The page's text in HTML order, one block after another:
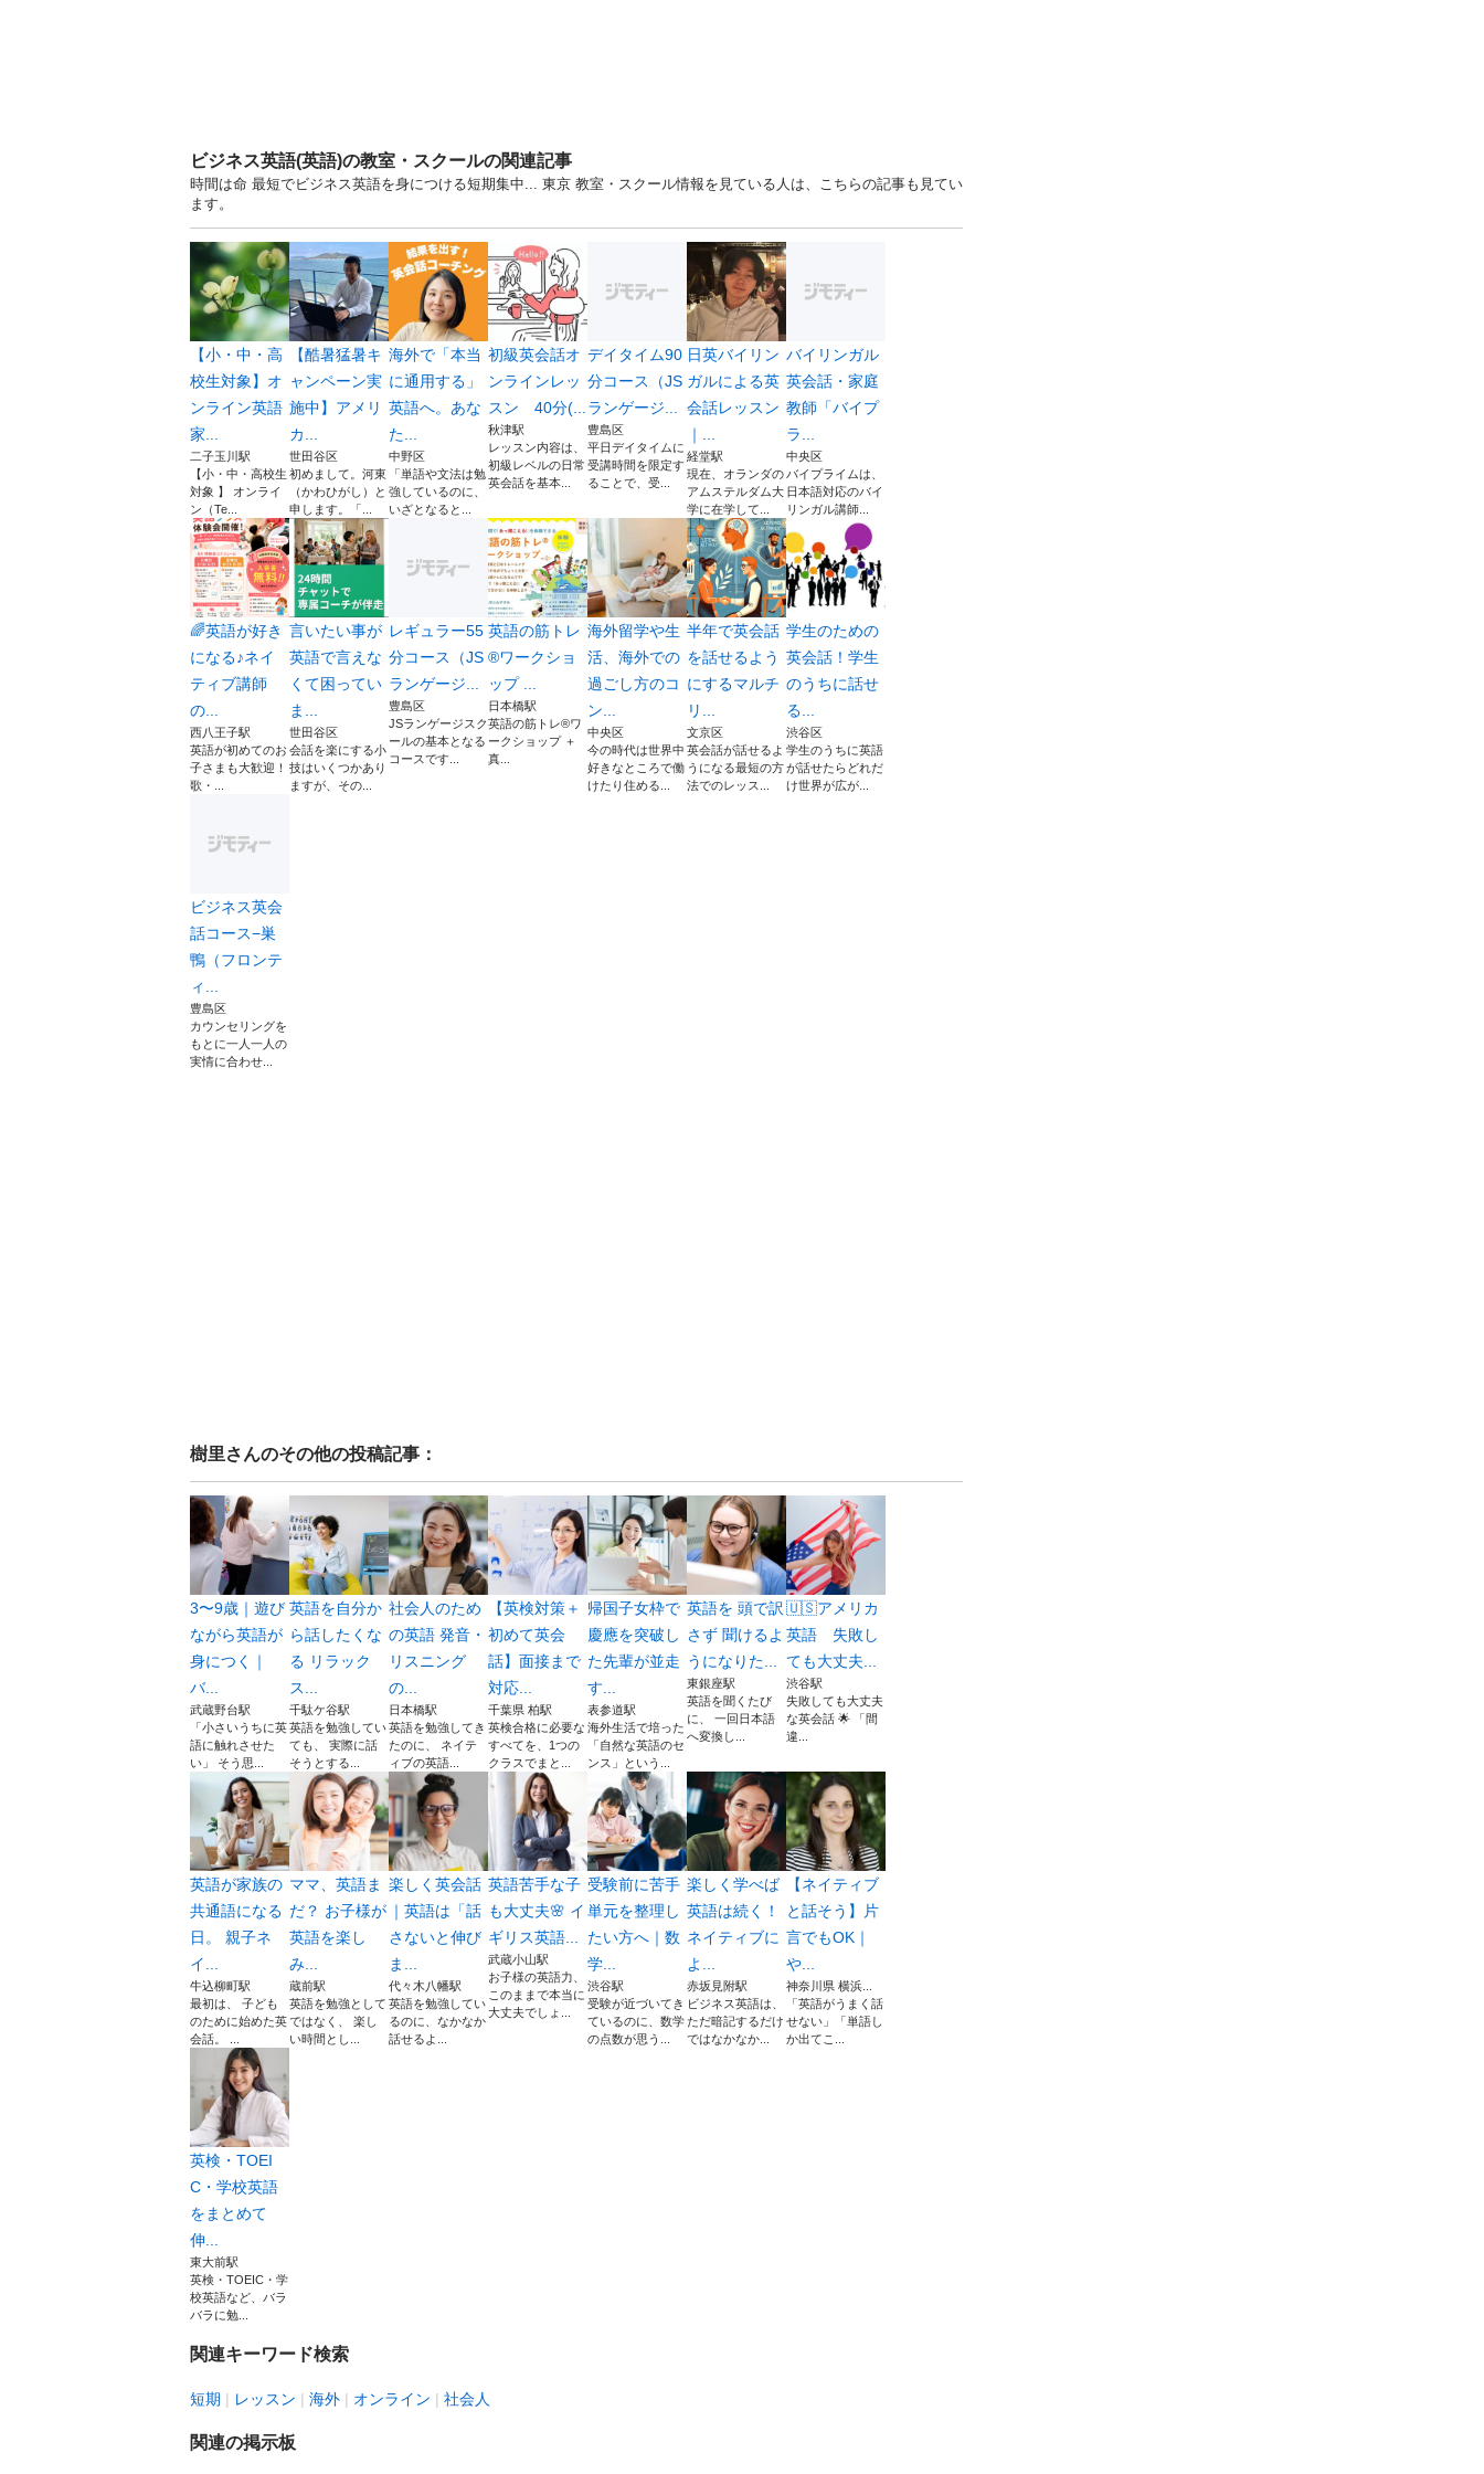
ビジネス英語(英語)の教室・スクールの関連記事
時間は命 最短でビジネス英語を身につける短期集中... 東京 教室・スクール情報を見ている人は、こちらの記事も見てい
ます。
【小・中・高
校生対象】オ
ンライン英語
家...
二子玉川駅
【小・中・高校生
対象 】 オンライ
ン（Te...
【酷暑猛暑キ
ャンペーン実
施中】アメリ
カ...
世田谷区
初めまして。河東
（かわひがし）と
申します。「...
海外で「本当
に通用する」
英語へ。あな
た...
中野区
「単語や文法は勉
強しているのに、
いざとなると...
初級英会話オ
ンラインレッ
スン 40分(...
秋津駅
レッスン内容は、
初級レベルの日常
英会話を基本...
デイタイム90
分コース（JS
ランゲージ...
豊島区
平日デイタイムに
受講時間を限定す
ることで、受...
日英バイリン
ガルによる英
会話レッスン
｜...
経堂駅
現在、オランダの
アムステルダム大
学に在学して...
バイリンガル
英会話・家庭
教師「バイプ
ラ...
中央区
バイプライムは、
日本語対応のバイ
リンガル講師...
🌈英語が好き
になる♪ネイ
ティブ講師
の...
西八王子駅
英語が初めてのお
子さまも大歓迎！
歌・...
言いたい事が
英語で言えな
くて困ってい
ま...
世田谷区
会話を楽にする小
技はいくつかあり
ますが、その...
レギュラー55
分コース（JS
ランゲージ...
豊島区
JSランゲージスク
ールの基本となる
コースです...
英語の筋トレ
®️ワークショ
ップ ...
日本橋駅
英語の筋トレ®️ワ
ークショップ ＋
真...
海外留学や生
活、海外での
過ごし方のコ
ン...
中央区
今の時代は世界中
好きなところで働
けたり住める...
半年で英会話
を話せるよう
にするマルチ
リ...
文京区
英会話が話せるよ
うになる最短の方
法でのレッス...
学生のための
英会話！学生
のうちに話せ
る...
渋谷区
学生のうちに英語
が話せたらどれだ
け世界が広が...
ビジネス英会
話コース−巣
鴨（フロンテ
ィ...
豊島区
カウンセリングを
もとに一人一人の
実情に合わせ...
樹里さんのその他の投稿記事：
3〜9歳｜遊び
ながら英語が
身につく｜
バ...
武蔵野台駅
「小さいうちに英
語に触れさせた
い」 そう思...
英語を自分か
ら話したくな
る リラック
ス...
千駄ケ谷駅
英語を勉強してい
ても、 実際に話
そうとする...
社会人のため
の英語 発音・
リスニング
の...
日本橋駅
英語を勉強してき
たのに、 ネイテ
ィブの英語...
【英検対策＋
初めて英会
話】面接まで
対応...
千葉県 柏駅
英検合格に必要な
すべてを、1つの
クラスでまと...
帰国子女枠で
慶應を突破し
た先輩が並走
す...
表参道駅
海外生活で培った
「自然な英語のセ
ンス」という...
英語を 頭で訳
さず 聞けるよ
うになりた...
東銀座駅
英語を聞くたび
に、 一回日本語
へ変換し...
🇺🇸アメリカ
英語 失敗し
ても大丈夫...
渋谷駅
失敗しても大丈夫
な英会話 🌟 「間
違...
英語が家族の
共通語になる
日。 親子ネ
イ...
牛込柳町駅
最初は、 子ども
のために始めた英
会話。 ...
ママ、英語ま
だ？ お子様が
英語を楽し
み...
蔵前駅
英語を勉強として
ではなく、 楽し
い時間とし...
楽しく英会話
｜英語は「話
さないと伸び
ま...
代々木八幡駅
英語を勉強してい
るのに、なかなか
話せるよ...
英語苦手な子
も大丈夫🌸 イ
ギリス英語...
武蔵小山駅
お子様の英語力、
このままで本当に
大丈夫でしょ...
受験前に苦手
単元を整理し
たい方へ｜数
学...
渋谷駅
受験が近づいてき
ているのに、数学
の点数が思う...
楽しく学べば
英語は続く！
ネイティブに
よ...
赤坂見附駅
ビジネス英語は、
ただ暗記するだけ
ではなかなか...
【ネイティブ
と話そう】片
言でもOK｜
や...
神奈川県 横浜...
「英語がうまく話
せない」「単語し
か出てこ...
英検・TOEI
C・学校英語
をまとめて
伸...
東大前駅
英検・TOEIC・学
校英語など、バラ
バラに勉...
関連キーワード検索
短期 レッスン 海外 オンライン 社会人
関連の掲示板